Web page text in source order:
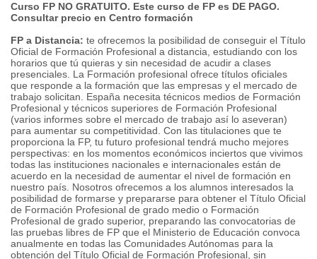
Curso FP NO GRATUITO. Este curso de FP es DE PAGO.
Consultar precio en Centro formación
FP a Distancia: te ofrecemos la posibilidad de conseguir el Título
Oficial de Formación Profesional a distancia, estudiando con los
horarios que tú quieras y sin necesidad de acudir a clases
presenciales. La Formación profesional ofrece títulos oficiales
que responde a la formación que las empresas y el mercado de
trabajo solicitan. España necesita técnicos medios de Formación
Profesional y técnicos superiores de Formación Profesional
(varios informes sobre el mercado de trabajo así lo aseveran)
para aumentar su competitividad. Con las titulaciones que te
proporciona la FP, tu futuro profesional tendrá mucho mejores
perspectivas: en los momentos económicos inciertos que vivimos
todas las instituciones nacionales e internacionales están de
acuerdo en la necesidad de aumentar el nivel de formación en
nuestro país. Nosotros ofrecemos a los alumnos interesados la
posibilidad de formarse y prepararse para obtener el Título Oficial
de Formación Profesional de grado medio o Formación
Profesional de grado superior, preparando las convocatorias de
las pruebas libres de FP que el Ministerio de Educación convoca
anualmente en todas las Comunidades Autónomas para la
obtención del Título Oficial de Formación Profesional, sin